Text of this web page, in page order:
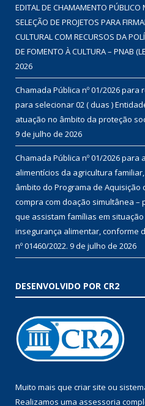
EDITAL DE CHAMAMENTO
SELEÇÃO DE PROJETOS PARA
CULTURAL COM RECURSOS DA
DE FOMENTO À CULTURA – PNAB
2026
Chamada Pública nº 01/2026
para selecionar 02 ( duas )
atuação no âmbito da proteção
9 de julho de 2026
Chamada Pública nº 01/2026
alimentícios da agricultura
âmbito do Programa de Aquisição
compra com doação simultânea –
que assistam famílias em
insegurança alimentar, conforme
nº 01460/2022. 9 de julho de 2026
DESENVOLVIDO POR CR2
Muito mais que criar site ou
Realizamos uma assessoria